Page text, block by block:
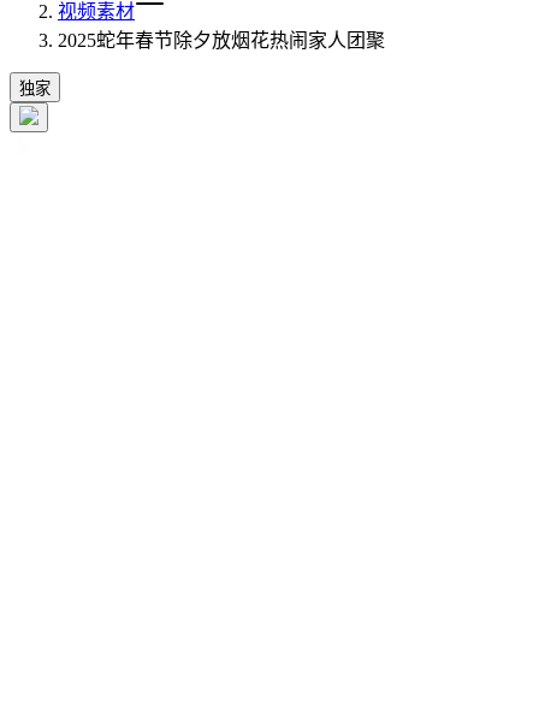
视频素材
2025蛇年春节除夕放烟花热闹家人团聚
独家